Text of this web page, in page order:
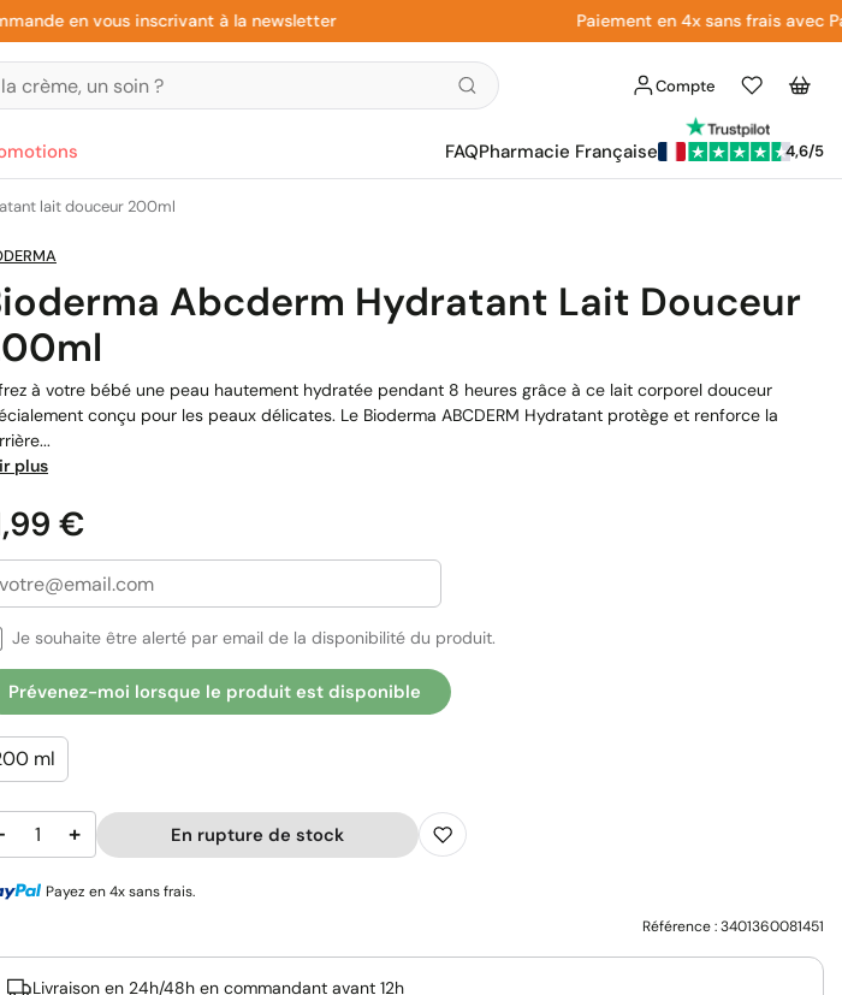
en vous inscrivant à la newsletter Paiement en 4x sans frais avec Paypal
Compte
Liste
d'envies
Panier
FAQPharmacie Française 4,6/5
lait douceur 200ml
Abcderm Hydratant Lait Douceur
à votre bébé une peau hautement hydratée pendant 8 heures grâce à ce lait corporel douceur
conçu pour les peaux délicates. Le Bioderma ABCDERM Hydratant protège et renforce la
plus
€
Je souhaite être alerté par email de la disponibilité du produit.
Prévenez-moi lorsque le produit est disponible
ml
+ En rupture de stock
Payez en 4x sans frais.
Référence :3401360081451
Livraison en 24h/48h en commandant avant 12h